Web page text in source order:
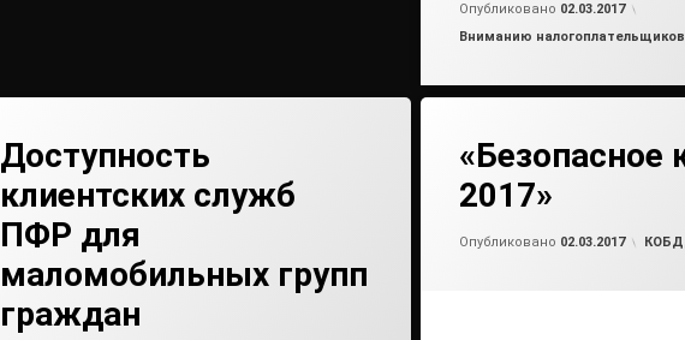
Опубликовано 02.03.2017
Рубрики:
Вниманию налогоплательщиков
Доступность
клиентских служб
ПФР для
маломобильных групп
граждан
«Безопасное
2017»
Опубликовано 02.03.2017